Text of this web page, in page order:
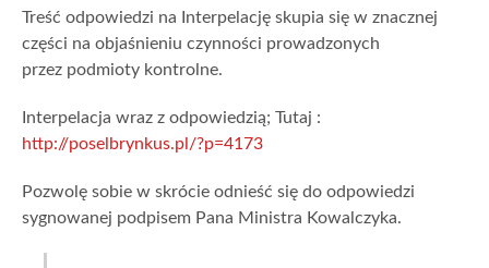
Treść odpowiedzi na Interpelację skupia się w znacznej
części na objaśnieniu czynności prowadzonych
przez podmioty kontrolne.
Interpelacja wraz z odpowiedzią; Tutaj :
http://poselbrynkus.pl/?p=4173
Pozwolę sobie w skrócie odnieść się do odpowiedzi
sygnowanej podpisem Pana Ministra Kowalczyka.